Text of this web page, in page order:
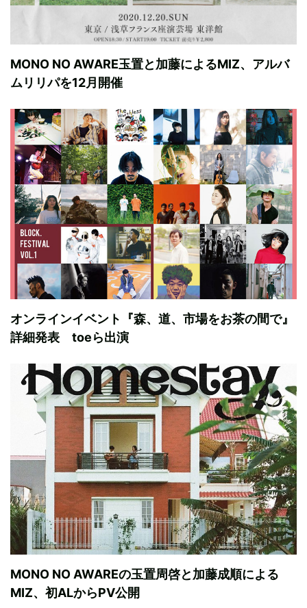
MONO NO AWARE玉置と加藤によるMIZ、アルバ
ムリリパを12月開催
オンラインイベント『森、道、市場をお茶の間で』
詳細発表 toeら出演
MONO NO AWAREの玉置周啓と加藤成順による
MIZ、初ALからPV公開